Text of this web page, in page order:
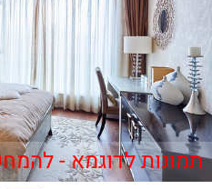
תמונות לדוגמא -